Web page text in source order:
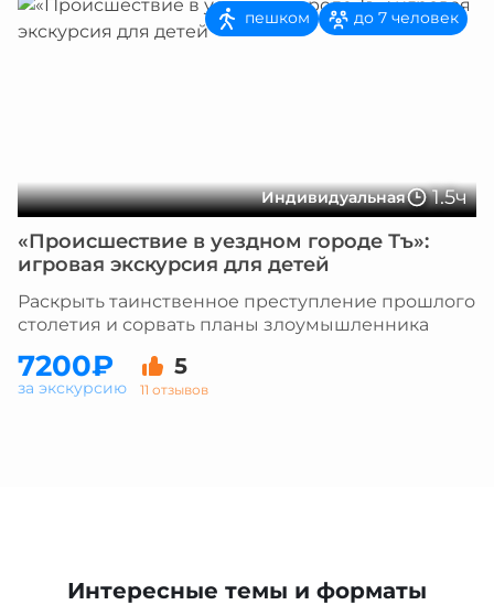
Индивидуальная 1.5ч
пешком до 7 человек
«Происшествие в уездном городе Тъ»:
игровая экскурсия для детей
Раскрыть таинственное преступление прошлого
столетия и сорвать планы злоумышленника
7200₽ 5
11 отзывов
за экскурсию
Интересные темы и форматы